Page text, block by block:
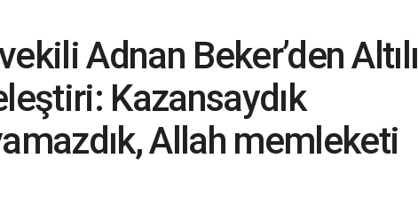
Adnan Beker’den Altılı
Kazansaydık
Allah memleketi